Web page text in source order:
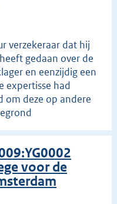
verzekeraar dat hij
gedaan over de
en eenzijdig een
expertisse had
om deze op andere
voor de